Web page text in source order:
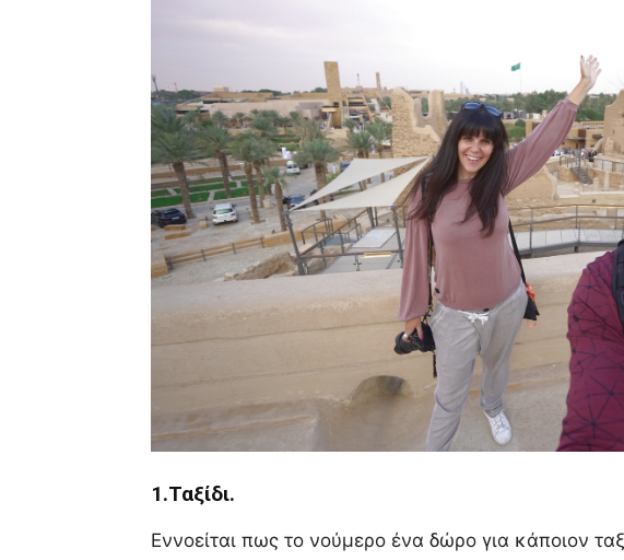
1.Ταξίδι.
Εννοείται πως το νούμερο ένα δώρο για κάποιον